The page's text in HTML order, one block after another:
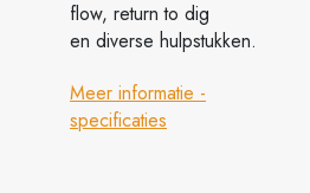
flow, return to dig
en diverse hulpstukken.
Meer informatie -
specificaties